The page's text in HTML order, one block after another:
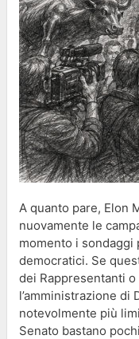
A quanto pare, Elon
nuovamente le
momento i
democratici. Se
dei Rappresentanti
l’amministrazione di
notevolmente più
Senato bastano